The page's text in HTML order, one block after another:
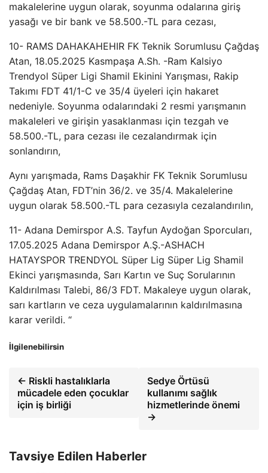
makalelerine uygun olarak, soyunma odalarına giriş
yasağı ve bir bank ve 58.500.-TL para cezası,
10- RAMS DAHAKAHEHIR FK Teknik Sorumlusu Çağdaş
Atan, 18.05.2025 Kasmpaşa A.Sh. -Ram Kalsiyo
Trendyol Süper Ligi Shamil Ekinini Yarışması, Rakip
Takımı FDT 41/1-C ve 35/4 üyeleri için hakaret
nedeniyle. Soyunma odalarındaki 2 resmi yarışmanın
makaleleri ve girişin yasaklanması için tezgah ve
58.500.-TL, para cezası ile cezalandırmak için
sonlandırın,
Aynı yarışmada, Rams Daşakhir FK Teknik Sorumlusu
Çağdaş Atan, FDT’nin 36/2. ve 35/4. Makalelerine
uygun olarak 58.500.-TL para cezasıyla cezalandırılın,
11- Adana Demirspor A.S. Tayfun Aydoğan Sporcuları,
17.05.2025 Adana Demirspor A.Ş.-ASHACH
HATAYSPOR TRENDYOL Süper Lig Süper Lig Shamil
Ekinci yarışmasında, Sarı Kartın ve Suç Sorularının
Kaldırılması Talebi, 86/3 FDT. Makaleye uygun olarak,
sarı kartların ve ceza uygulamalarının kaldırılmasına
karar verildi. “
İlgilenebilirsin
← Riskli hastalıklarla
mücadele eden çocuklar
için iş birliği
Sedye Örtüsü
kullanımı sağlık
hizmetlerinde önemi
→
Tavsiye Edilen Haberler